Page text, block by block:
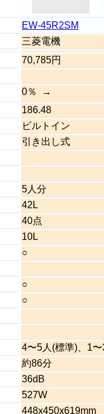
EW-45R2SM
三菱電機
70,785円
0％
186.48
ビルトイン
引き出し式
5人分
42L
40点
10L
○
○
○
4〜5人(標準)、1
約86分
36dB
527W
448x450x619mm